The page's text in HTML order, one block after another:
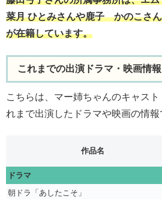
菜月 ひとみさんや鹿子 かのこさ
が在籍しています。
これまでの出演ドラマ・映画情報
こちらは、マー姉ちゃんのキャス
れまで出演したドラマや映画の情報
作品名
ドラマ
朝ドラ「あしたこそ」